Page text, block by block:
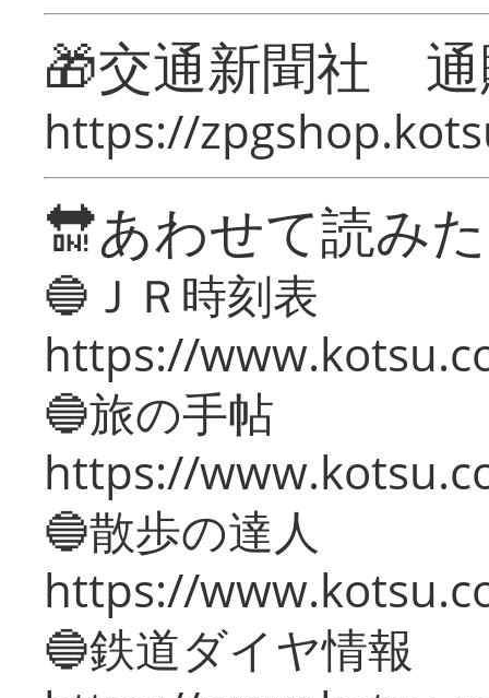
🎁交通新聞社
https://
🔛あわせて読み
🔵ＪＲ時刻表
https://
🔵旅の手帖
https://
🔵散歩の達人
https://
🔵鉄道ダイヤ情報